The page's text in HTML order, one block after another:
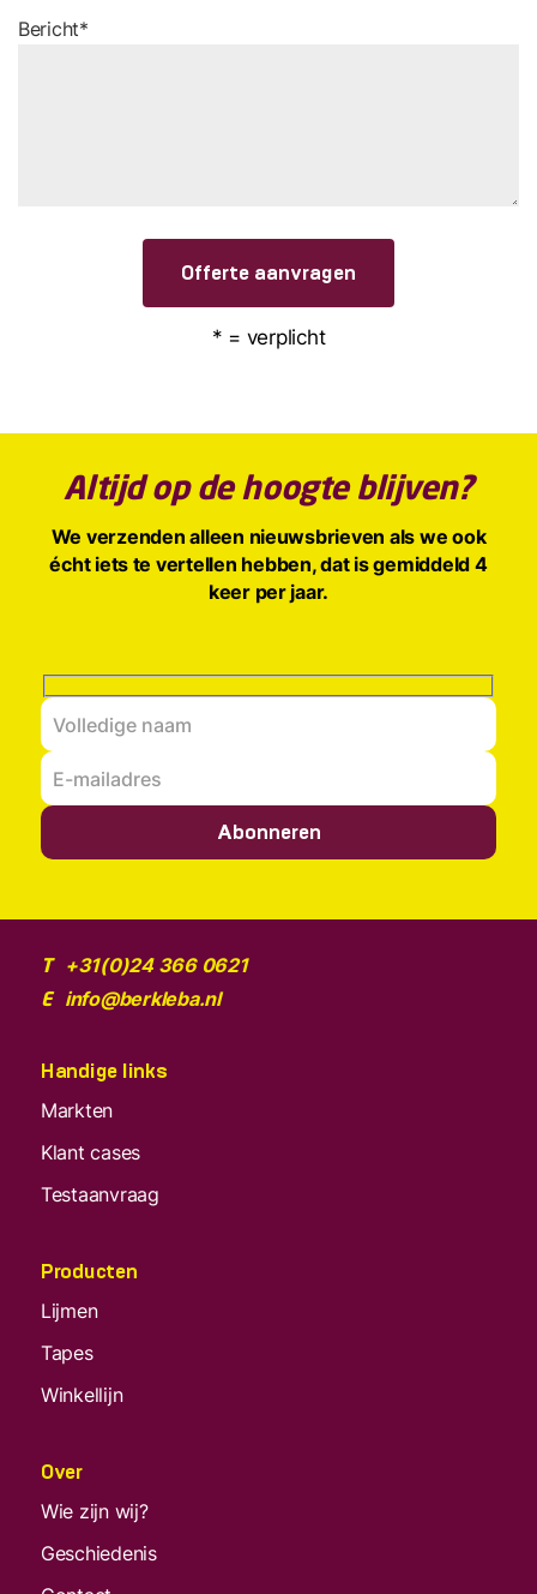
Bericht*
Offerte aanvragen
* = verplicht
Altijd op de hoogte blijven?
We verzenden alleen nieuwsbrieven als we ook
écht iets te vertellen hebben, dat is gemiddeld 4
keer per jaar.
Abonneren
T +31(0)24 366 0621
E info@berkleba.nl
Handige links
Markten
Klant cases
Testaanvraag
Producten
Lijmen
Tapes
Winkellijn
Over
Wie zijn wij?
Geschiedenis